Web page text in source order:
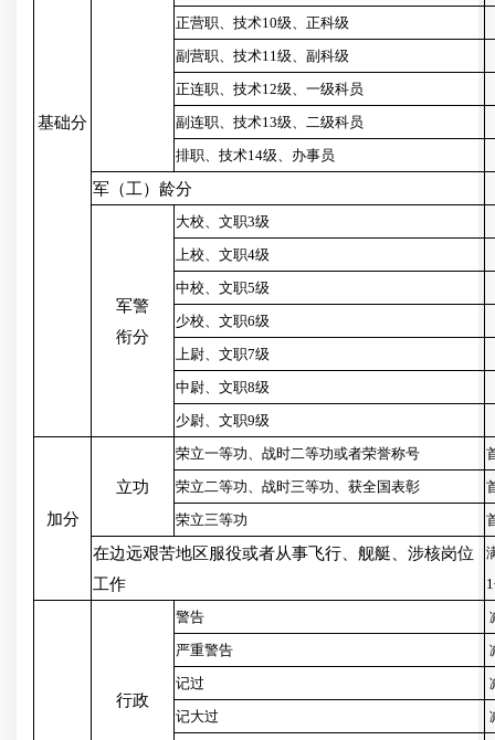
基础分
正营职、技术10级、正科级
副营职、技术11级、副科级
正连职、技术12级、一级科员
副连职、技术13级、二级科员
排职、技术14级、办事员
军（工）龄分
军警
衔分
大校、文职3级
上校、文职4级
中校、文职5级
少校、文职6级
上尉、文职7级
中尉、文职8级
少尉、文职9级
加分
立功
荣立一等功、战时二等功或者荣誉称号
荣立二等功、战时三等功、获全国表彰
荣立三等功
在边远艰苦地区服役或者从事飞行、舰艇、涉核岗位
工作
行政
警告
严重警告
记过
记大过